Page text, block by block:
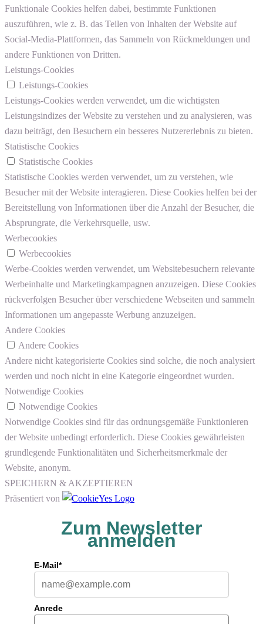
Funktionale Cookies helfen dabei, bestimmte Funktionen
auszuführen, wie z. B. das Teilen von Inhalten der Website auf
Social-Media-Plattformen, das Sammeln von Rückmeldungen und
andere Funktionen von Dritten.
Leistungs-Cookies
Leistungs-Cookies
Leistungs-Cookies werden verwendet, um die wichtigsten
Leistungsindizes der Website zu verstehen und zu analysieren, was
dazu beiträgt, den Besuchern ein besseres Nutzererlebnis zu bieten.
Statistische Cookies
Statistische Cookies
Statistische Cookies werden verwendet, um zu verstehen, wie
Besucher mit der Website interagieren. Diese Cookies helfen bei der
Bereitstellung von Informationen über die Anzahl der Besucher, die
Absprungrate, die Verkehrsquelle, usw.
Werbecookies
Werbecookies
Werbe-Cookies werden verwendet, um Websitebesuchern relevante
Werbeinhalte und Marketingkampagnen anzuzeigen. Diese Cookies
rückverfolgen Besucher über verschiedene Webseiten und sammeln
Informationen um angepasste Werbung anzuzeigen.
Andere Cookies
Andere Cookies
Andere nicht kategorisierte Cookies sind solche, die noch analysiert
werden und noch nicht in eine Kategorie eingeordnet wurden.
Notwendige Cookies
Notwendige Cookies
Notwendige Cookies sind für das ordnungsgemäße Funktionieren
der Website unbedingt erforderlich. Diese Cookies gewährleisten
grundlegende Funktionalitäten und Sicherheitsmerkmale der
Website, anonym.
SPEICHERN & AKZEPTIEREN
Präsentiert von
Zum Newsletter
anmelden
E-Mail*
Anrede